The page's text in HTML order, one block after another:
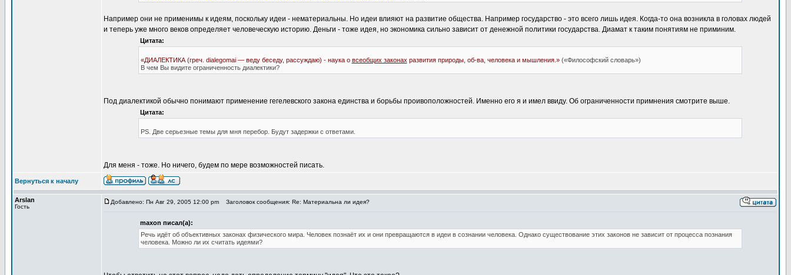
Например они не применимы к идеям, поскольку идеи - нематериальны. Но идеи влияют на развитие общества. Например государство - это всего лишь идея. Когда-то она возникла в головах людей
и теперь уже много веков определяет человеческую историю. Деньги - тоже идея, но экономика сильно зависит от денежной политики государства. Диамат к таким понятиям не приминим.
Цитата:
«ДИАЛЕКТИКА (греч. dialegomai — веду беседу, рассуждаю) - наука о всеобщих законах развития природы, об-ва, человека и мышления.»(«Философский словарь»)
В чем Вы видите ограниченность диалектики?
Под диалектикой обычно понимают применение гегелевского закона единства и борьбы проивоположностей. Именно его я и имел ввиду. Об ограниченности примнения смотрите выше.
Цитата:
PS. Две серьезные темы для мня перебор. Будут задержки с ответами.
Для меня - тоже. Но ничего, будем по мере возможностей писать.
Вернуться к началу
Arslan
Гость
Добавлено: Пн Авг 29, 2005 12:00 pm Заголовок сообщения: Re: Материальна ли идея?
maxon писал(а):
Речь идёт об объективных законах физического мира. Человек познаёт их и они превращаются в идеи в сознании человека. Однако существование этих законов не зависит от процесса познания
человека. Можно ли их считать идеями?